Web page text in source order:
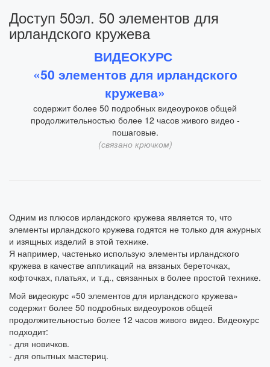
Доступ 50эл. 50 элементов для
ирландского кружева
ВИДЕОКУРС
«50 элементов для ирландского
кружева»
содержит более 50 подробных видеоуроков общей
продолжительностью более 12 часов живого видео -
пошаговые.
(связано крючком)
Одним из плюсов ирландского кружева является то, что
элементы ирландского кружева годятся не только для ажурных
и изящных изделий в этой технике.
Я например, частенько использую элементы ирландского
кружева в качестве аппликаций на вязаных береточках,
кофточках, платьях, и т.д., связанных в более простой технике.
Мой видеокурс «50 элементов для ирландского кружева»
содержит более 50 подробных видеоуроков общей
продолжительностью более 12 часов живого видео. Видеокурс
подходит:
- для новичков.
- для опытных мастериц.